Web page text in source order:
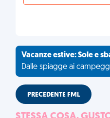
Vacanze estive: Sole e
Dalle spiagge ai
PRECEDENTE FML